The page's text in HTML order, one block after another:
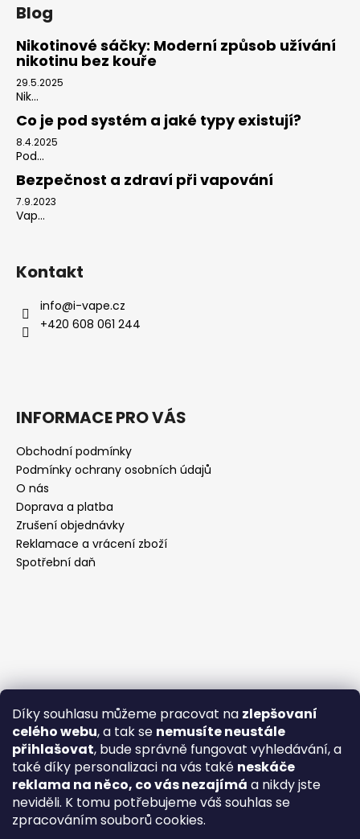
Díky souhlasu můžeme pracovat na zlepšovaní
celého webu, a tak se nemusíte neustále
přihlašovat, bude správně fungovat vyhledávání, a
také díky personalizaci na vás také neskáče
reklama na něco, co vás nezajímá a nikdy jste
neviděli. K tomu potřebujeme váš souhlas se
zpracováním souborů cookies.
Blog
Nikotinové sáčky: Moderní způsob užívání
nikotinu bez kouře
29.5.2025
Nik...
Co je pod systém a jaké typy existují?
8.4.2025
Pod...
Bezpečnost a zdraví při vapování
7.9.2023
Vap...
Kontakt
info@i-vape.cz
+420 608 061 244
INFORMACE PRO VÁS
Obchodní podmínky
Podmínky ochrany osobních údajů
O nás
Doprava a platba
Zrušení objednávky
Reklamace a vrácení zboží
Spotřební daň